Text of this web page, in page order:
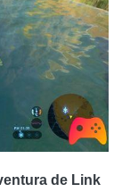
de Link